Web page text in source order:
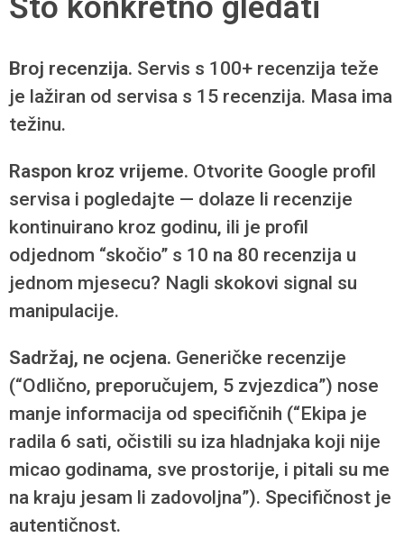
Broj recenzija. Servis s 100+ recenzija teže
je lažiran od servisa s 15 recenzija. Masa ima
težinu.
Raspon kroz vrijeme. Otvorite Google profil
servisa i pogledajte — dolaze li recenzije
kontinuirano kroz godinu, ili je profil
odjednom “skočio” s 10 na 80 recenzija u
jednom mjesecu? Nagli skokovi signal su
manipulacije.
Sadržaj, ne ocjena. Generičke recenzije
(“Odlično, preporučujem, 5 zvjezdica”) nose
manje informacija od specifičnih (“Ekipa je
radila 6 sati, očistili su iza hladnjaka koji nije
micao godinama, sve prostorije, i pitali su me
na kraju jesam li zadovoljna”). Specifičnost je
autentičnost.